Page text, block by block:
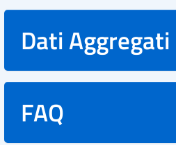
Dati Aggregati
FAQ